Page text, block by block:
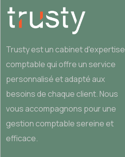
Trusty est un cabinet d'expertise
comptable qui offre un service
personnalisé et adapté aux
besoins de chaque client. Nous
vous accompagnons pour une
gestion comptable sereine et
efficace.